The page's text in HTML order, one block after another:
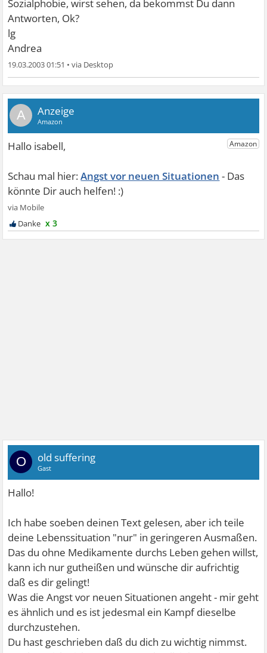
Sozialphobie, wirst sehen, da bekommst Du dann
Antworten, Ok?
lg
Andrea
19.03.2003 01:51 •
A
Angst vor neuen Situationen
x 3
O old suffering
Gast
Hallo!
Ich habe soeben deinen Text gelesen, aber ich teile
deine Lebenssituation "nur" in geringeren Ausmaßen.
Das du ohne Medikamente durchs Leben gehen willst,
kann ich nur gutheißen und wünsche dir aufrichtig
daß es dir gelingt!
Was die Angst vor neuen Situationen angeht - mir geht
es ähnlich und es ist jedesmal ein Kampf dieselbe
durchzustehen.
Du hast geschrieben daß du dich zu wichtig nimmst.